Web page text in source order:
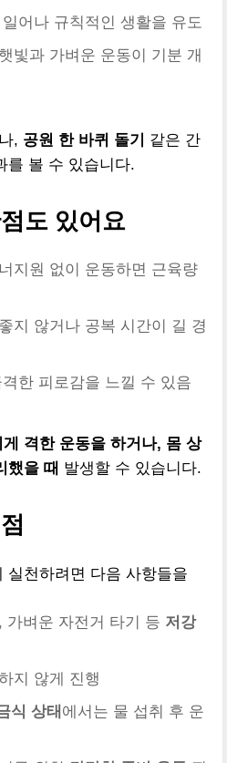
어나 규칙적인 생활을 유도
빛과 가벼운 운동이 기분 개
나, 공원 한 바퀴 돌기
같은 간
를 볼 수 있습니다.
도 있어요
지원 없이 운동하면 근육량
지 않거나 공복 시간이 길 경
한 피로감을 느낄 수 있음
게 격한 운동을 하거나, 몸 상
했을 때 발생할 수 있습니다.
실천하려면 다음 사항들을
가벼운 자전거 타기 등 저강
지 않게 진행
식 상태 에서는 물 섭취 후 운